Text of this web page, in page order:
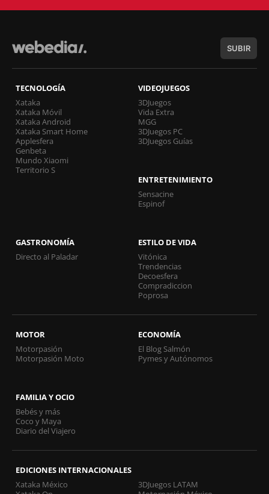
SUBIR
TECNOLOGÍA
Xataka
Xataka Móvil
Xataka Android
Xataka Smart Home
Applesfera
Genbeta
Mundo Xiaomi
Territorio S
VIDEOJUEGOS
3DJuegos
Vida Extra
MGG
3DJuegos PC
3DJuegos Guías
ENTRETENIMIENTO
Sensacine
Espinof
GASTRONOMÍA
Directo al Paladar
ESTILO DE VIDA
Vitónica
Trendencias
Decoesfera
Compradiccion
Poprosa
MOTOR
Motorpasión
Motorpasión Moto
ECONOMÍA
El Blog Salmón
Pymes y Autónomos
FAMILIA Y OCIO
Bebés y más
Coco y Maya
Diario del Viajero
EDICIONES INTERNACIONALES
Xataka México
3DJuegos LATAM